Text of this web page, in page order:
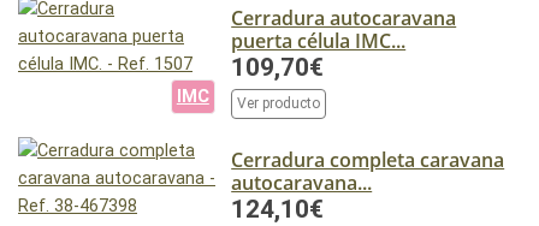
IMC
Cerradura autocaravana
puerta célula IMC...
109,70€
Ver producto
Cerradura completa caravana
autocaravana...
124,10€